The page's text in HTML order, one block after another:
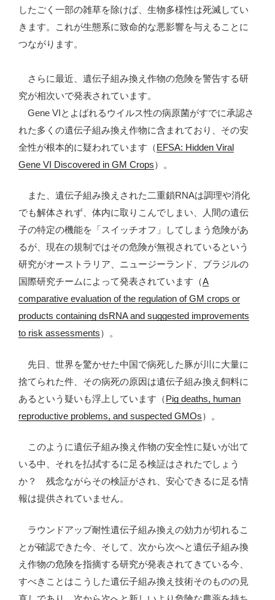
したごく一部の雑草を除けば、生物多様性は死滅してい
きます。これが生態系に致命的な悪影響を与えることに
つながります。
さらに最近、遺伝子組み換え作物の危険を警告する研
究が相次いで発表されています。
Gene VIとよばれるウイルス性の病原菌がすでに承認さ
れた多くの遺伝子組み換え作物に含まれており、その安
全性が根本的に疑われています（EFSA: Hidden Viral
Gene VI Discovered in GM Crops）。
また、遺伝子組み換えされた二重鎖RNAは調理や消化
でも解体されず、体内に取りこんでしまい、人間の遺伝
子の特定の機能を「スイッチオフ」してしまう危険があ
るが、現在の規制ではその危険が無視されているという
研究がオーストラリア、ニュージーランド、ブラジルの
国際研究チームによって発表されています（A
comparative evaluation of the regulation of GM crops or
products containing dsRNA and suggested improvements
to risk assessments）。
先日、世界を驚かせた中国で病死した豚が川に大量に
捨てられた件、その病死の原因は遺伝子組み換え飼料に
あるという疑いも浮上しています（Pig deaths, human
reproductive problems, and suspected GMOs）。
このように遺伝子組み換え作物の安全性に疑いが出て
いる中、それを払拭するに足る検証はされたでしょう
か？ 残念ながらその検証がされ、安心できるに足る情
報は提供されていません。
ラウンドアップ耐性遺伝子組み換えの効力が切れるこ
とが確認できた今、そして、次から次へと遺伝子組み換
え作物の危険を指摘する研究が発表されてきている今、
すべきことはこうした遺伝子組み換え技術そのものの見